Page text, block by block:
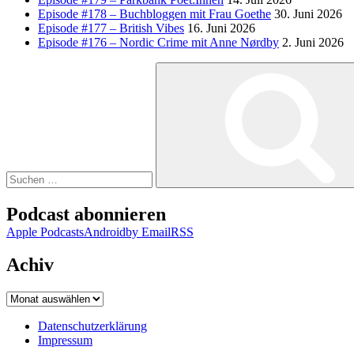
Episode #178 – Buchbloggen mit Frau Goethe 30. Juni 2026
Episode #177 – British Vibes 16. Juni 2026
Episode #176 – Nordic Crime mit Anne Nørdby 2. Juni 2026
Podcast abonnieren
Apple PodcastsAndroidby EmailRSS
Achiv
Achiv
Datenschutzerklärung
Impressum